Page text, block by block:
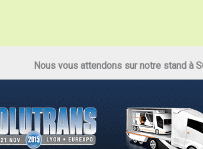
Nous vous attendons sur notre stand à